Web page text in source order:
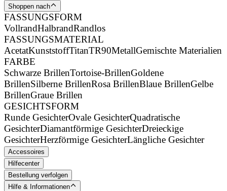
Shoppen nach
FASSUNGSFORM
VollrandHalbrandRandlos
FASSUNGSMATERIAL
AcetatKunststoffTitanTR90MetallGemischte Materialien
FARBE
Schwarze BrillenTortoise-BrillenGoldene
BrillenSilberne BrillenRosa BrillenBlaue BrillenGelbe
BrillenGraue Brillen
GESICHTSFORM
Runde GesichterOvale GesichterQuadratische
GesichterDiamantförmige GesichterDreieckige
GesichterHerzförmige GesichterLängliche Gesichter
Accessoires
Hilfecenter
Bestellung verfolgen
Hilfe & Informationen